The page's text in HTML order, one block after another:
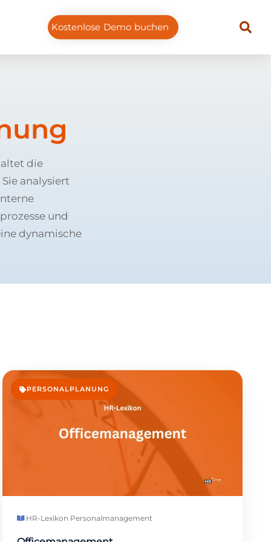
Kostenlose Demo buchen
die
analysiert
und
dynamische
PERSONALPLANUNG
HR-Lexikon·Personalmanagement